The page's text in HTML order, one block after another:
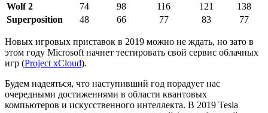
Wolf 2
74 98 116 121
138
Superposition
48 66 77 83 77
Новых игровых приставок в 2019 можно не ждать, но зато в
этом году Microsoft начнет тестировать свой сервис облачных
игр (Project xCloud).
Будем надеяться, что наступивший год порадует нас
очередными достижениями в области квантовых
компьютеров и искусственного интеллекта. В 2019 Tesla